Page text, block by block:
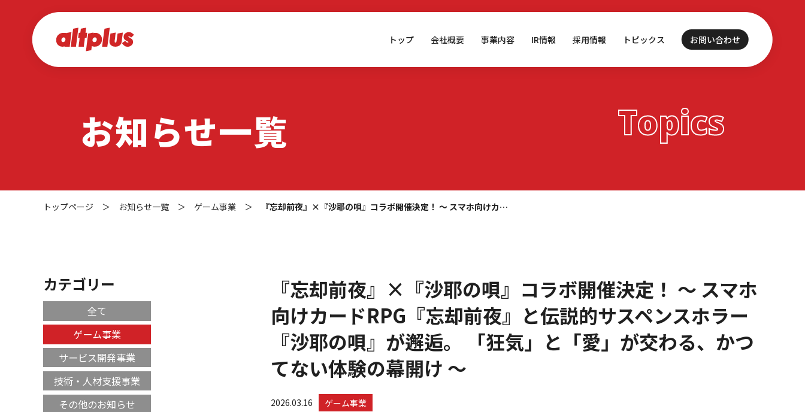
トップ 会社概要 事業内容 IR情報 採用情報 トピックス お問い合わせ
お知らせ一覧 Topics
トップページ ＞ お知らせ一覧 ＞ ゲーム事業 ＞ 『忘却前夜』×『沙耶の唄』コラボ開催決定！ 〜 スマホ向けカ…
『忘却前夜』×『沙耶の唄』コラボ開催決定！ 〜 スマホ
向けカードRPG『忘却前夜』と伝説的サスペンスホラー
『沙耶の唄』が邂逅。 「狂気」と「愛」が交わる、かつ
てない体験の幕開け ～
2026.03.16 ゲーム事業
カテゴリー
全て
ゲーム事業
サービス開発事業
技術・人材支援事業
その他のお知らせ